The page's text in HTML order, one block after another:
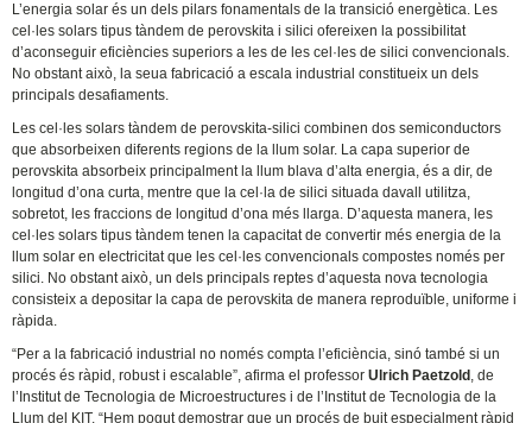
L’energia solar és un dels pilars fonamentals de la transició energètica. Les
cel·les solars tipus tàndem de perovskita i silici ofereixen la possibilitat
d’aconseguir eficiències superiors a les de les cel·les de silici convencionals.
No obstant això, la seua fabricació a escala industrial constitueix un dels
principals desafiaments.
Les cel·les solars tàndem de perovskita-silici combinen dos semiconductors
que absorbeixen diferents regions de la llum solar. La capa superior de
perovskita absorbeix principalment la llum blava d’alta energia, és a dir, de
longitud d’ona curta, mentre que la cel·la de silici situada davall utilitza,
sobretot, les fraccions de longitud d’ona més llarga. D’aquesta manera, les
cel·les solars tipus tàndem tenen la capacitat de convertir més energia de la
llum solar en electricitat que les cel·les convencionals compostes només per
silici. No obstant això, un dels principals reptes d’aquesta nova tecnologia
consisteix a depositar la capa de perovskita de manera reproduïble, uniforme i
ràpida.
“Per a la fabricació industrial no només compta l’eficiència, sinó també si un
procés és ràpid, robust i escalable”, afirma el professorUlrich Paetzold , de
l’Institut de Tecnologia de Microestructures i de l’Institut de Tecnologia de la
Llum del KIT. “Hem pogut demostrar que un procés de buit especialment ràpid